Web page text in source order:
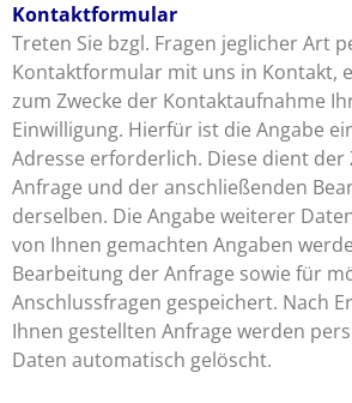
Kontaktformular
Treten Sie bzgl. Fragen jeglicher Art
Kontaktformular mit uns in Kontakt,
zum Zwecke der Kontaktaufnahme
Einwilligung. Hierfür ist die Angabe
Adresse erforderlich. Diese dient
Anfrage und der anschließenden
derselben. Die Angabe weiterer
von Ihnen gemachten Angaben
Bearbeitung der Anfrage sowie für
Anschlussfragen gespeichert. Nach
Ihnen gestellten Anfrage werden
Daten automatisch gelöscht.